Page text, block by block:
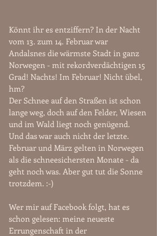
Könnt ihr es entziffern? In der Nacht
vom 13. zum 14. Februar war
Andalsnes die wärmste Stadt in ganz
Norwegen - mit rekordverdächtigen 15
Grad! Nachts! Im Februar! Nicht übel,
hm?
Der Schnee auf den Straßen ist schon
lange weg, doch auf den Felder, Wiesen
und im Wald liegt noch genügend.
Und das war auch nicht der letzte.
Februar und März gelten in Norwegen
als die schneesichersten Monate - da
geht noch was. Aber gut tut die Sonne
trotzdem. :-)
Wer mir auf Facebook folgt, hat es
schon gelesen: meine neueste
Errungenschaft in der